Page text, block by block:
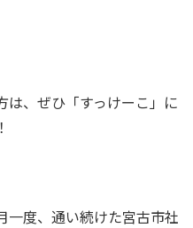
は、ぜひ「すっけーこ」に
一度、通い続けた宮古市社